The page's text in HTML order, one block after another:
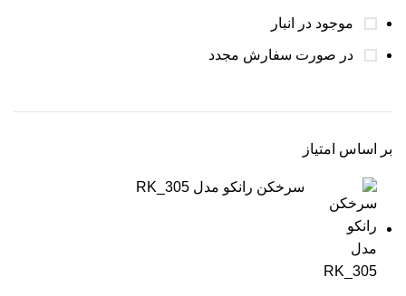
موجود در انبار
در صورت سفارش مجدد
بر اساس امتیاز
سرخکن رانکو مدل RK_305